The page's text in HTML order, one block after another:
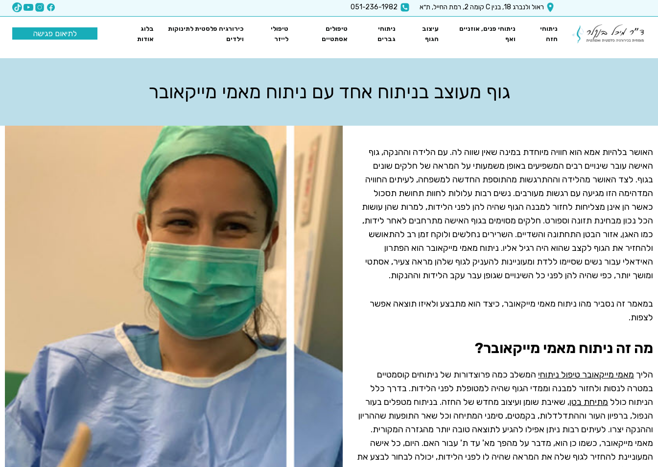
x-api-key":"6512a67ea5f63b3ec1a8b9e9
ראול ולנברג 18, בנין C קומה 2, רמת החייל, ת״א 051-236-1982
לתיאום פגישה
בלוג
אודות
ניתוחי
חזה
ניתוחי פנים, אוזניים
ואף
עיצוב
הגוף
ניתוחי
גברים
טיפולים
אסתטיים
טיפולי
לייזר
כירורגיה פלסטית לתינוקות
וילדים
גוף מעוצב בניתוח אחד עם ניתוח מאמי מייקאובר
האושר בלהיות אמא הוא חוויה מיוחדת במינה שאין שווה לה. עם הלידה וההנקה, גוף
האישה עובר שינויים רבים המשפיעים באופן משמעותי על המראה של חלקים שונים
בגוף. לצד האושר מהלידה וההתרגשות מהתוספת החדשה למשפחה, לעיתים החוויה
המדהימה הזו מגיעה עם רגשות מעורבים. נשים רבות עלולות לחוות תחושת תסכול
כאשר הן אינן מצליחות לחזור למבנה הגוף שהיה להן לפני הלידות, למרות שהן עושות
הכל נכון מבחינת תזונה וספורט. חלקים מסוימים בגוף האישה מתרחבים לאחר לידות,
כמו האגן, אזור הבטן התחתונה והשדיים. השרירים נחלשים ולוקח זמן רב להתאושש
ולהחזיר את הגוף לקצב שהוא היה רגיל אליו. ניתוח מאמי מייקאובר הוא הפתרון
האידאלי עבור נשים שסיימו ללדת ומעוניינות להעניק לגוף שלהן מראה צעיר, אסתטי
ומושך יותר, כפי שהיה להן לפני כל השינויים שגופן עבר עקב הלידות וההנקות.
במאמר זה נסביר מהו ניתוח מאמי מייקאובר, כיצד הוא מתבצע ולאיזו תוצאה אפשר
לצפות.
מה זה ניתוח מאמי מייקאובר?
הליך מאמי מייקאובר טיפול ניתוחי המשלב כמה פרוצדורות של ניתוחים קוסמטיים
במטרה לנסות ולחזור למבנה וממדי הגוף שהיה למטופלת לפני הלידות. בדרך כלל
הניתוח כולל מתיחת בטן, שאיבת שומן ועיצוב מחדש של החזה. בניתוח מטפלים בעור
הנפול, ברפיון העור וההתדלדלות, בקמטים, סימני המתיחה וכל שאר התופעות שההריון
וההנקה יצרו. לעיתים רבות ניתן אפילו להגיע לתוצאה טובה יותר מהגזרה המקורית.
מאמי מייקאובר, כשמו כן הוא, מדבר על מהפך מא' עד ת' עבור האם. היום, כל אישה
המעוניינת להחזיר לגוף שלה את המראה שהיה לו לפני הלידות, יכולה לבחור לבצע את